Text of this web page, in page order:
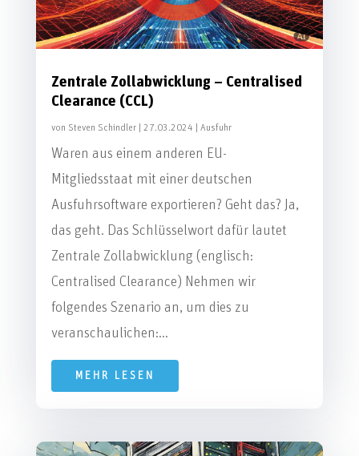
Zentrale Zollabwicklung – Centralised
Clearance (CCL)
von Steven Schindler| 27.03.2024 Ausfuhr
Waren aus einem anderen EU-
Mitgliedsstaat mit einer deutschen
Ausfuhrsoftware exportieren? Geht das? Ja,
das geht. Das Schlüsselwort dafür lautet
Zentrale Zollabwicklung (englisch:
Centralised Clearance) Nehmen wir
folgendes Szenario an, um dies zu
veranschaulichen:...
MEHR LESEN